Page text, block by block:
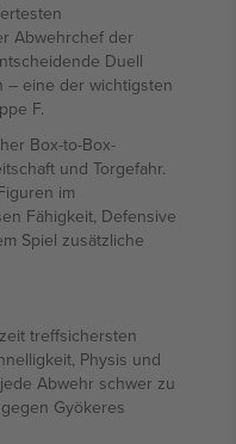
Abwehrchef der
Duell
– eine der wichtigsten
F.
Box-to-Box-
und Torgefahr.
im
Fähigkeit, Defensive
Spiel zusätzliche
treffsichersten
Physis und
Abwehr schwer zu
Gyökeres